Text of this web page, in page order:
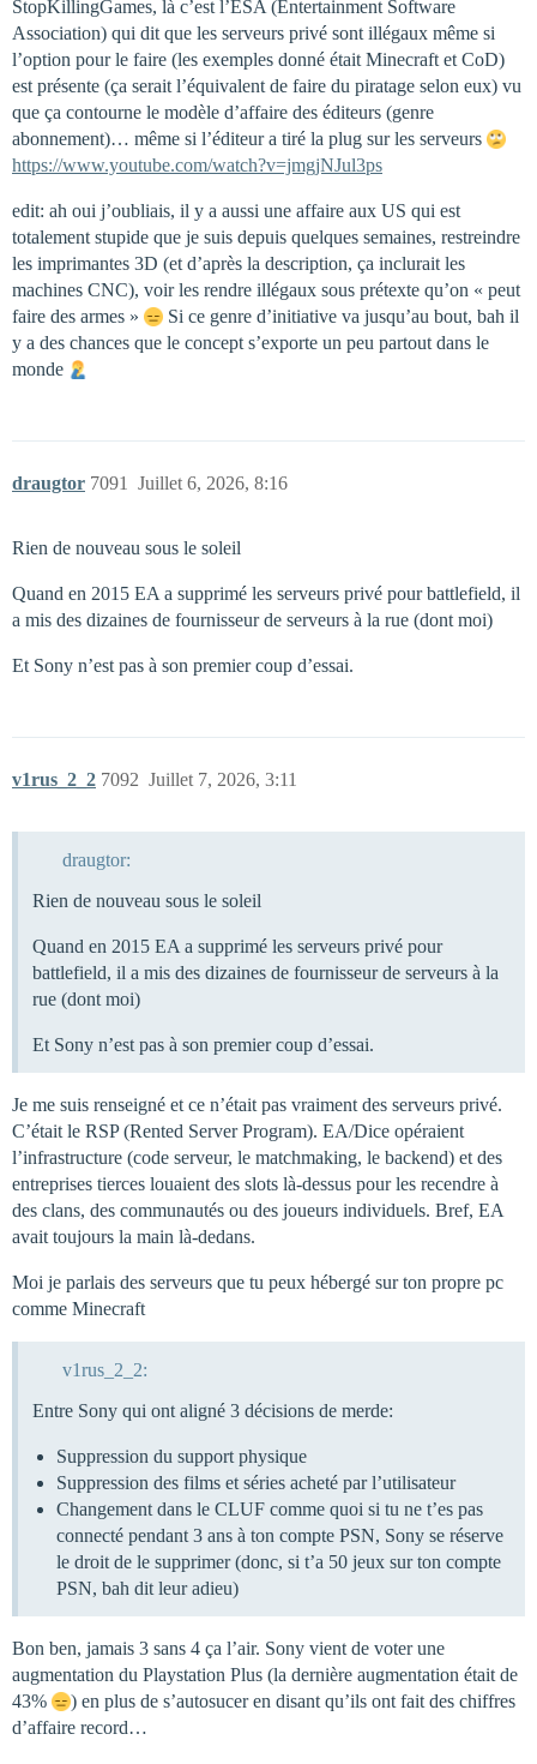
StopKillingGames, là c’est l’ESA (Entertainment Software
Association) qui dit que les serveurs privé sont illégaux même si
l’option pour le faire (les exemples donné était Minecraft et CoD)
est présente (ça serait l’équivalent de faire du piratage selon eux) vu
que ça contourne le modèle d’affaire des éditeurs (genre
abonnement)… même si l’éditeur a tiré la plug sur les serveurs
https://www.youtube.com/watch?v=jmgjNJul3ps
edit: ah oui j’oubliais, il y a aussi une affaire aux US qui est
totalement stupide que je suis depuis quelques semaines, restreindre
les imprimantes 3D (et d’après la description, ça inclurait les
machines CNC), voir les rendre illégaux sous prétexte qu’on « peut
faire des armes »
Si ce genre d’initiative va jusqu’au bout, bah il
y a des chances que le concept s’exporte un peu partout dans le
monde
draugtor Juillet 6, 2026, 8:16
7091
Rien de nouveau sous le soleil
Quand en 2015 EA a supprimé les serveurs privé pour battlefield, il
a mis des dizaines de fournisseur de serveurs à la rue (dont moi)
Et Sony n’est pas à son premier coup d’essai.
v1rus_2_2 Juillet 7, 2026, 3:11
7092
draugtor:
Rien de nouveau sous le soleil
Quand en 2015 EA a supprimé les serveurs privé pour
battlefield, il a mis des dizaines de fournisseur de serveurs à la
rue (dont moi)
Et Sony n’est pas à son premier coup d’essai.
Je me suis renseigné et ce n’était pas vraiment des serveurs privé.
C’était le RSP (Rented Server Program). EA/Dice opéraient
l’infrastructure (code serveur, le matchmaking, le backend) et des
entreprises tierces louaient des slots là-dessus pour les recendre à
des clans, des communautés ou des joueurs individuels. Bref, EA
avait toujours la main là-dedans.
Moi je parlais des serveurs que tu peux hébergé sur ton propre pc
comme Minecraft
v1rus_2_2:
Entre Sony qui ont aligné 3 décisions de merde:
Suppression du support physique
Suppression des films et séries acheté par l’utilisateur
Changement dans le CLUF comme quoi si tu ne t’es pas
connecté pendant 3 ans à ton compte PSN, Sony se réserve
le droit de le supprimer (donc, si t’a 50 jeux sur ton compte
PSN, bah dit leur adieu)
Bon ben, jamais 3 sans 4 ça l’air. Sony vient de voter une
augmentation du Playstation Plus (la dernière augmentation était de
43%
) en plus de s’autosucer en disant qu’ils ont fait des chiffres
d’affaire record…